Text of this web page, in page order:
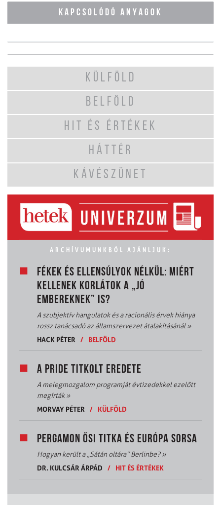
KAPCSOLÓDÓ ANYAGOK
KÜLFÖLD
BELFÖLD
HIT ÉS ÉRTÉKEK
HÁTTÉR
KÁVÉSZÜNET
ARCHÍVUMUNKBÓL AJÁNLJUK:
FÉKEK ÉS ELLENSÚLYOK NÉLKÜL: MIÉRT
KELLENEK KORLÁTOK A „JÓ
EMBEREKNEK” IS?
A szubjektív hangulatok és a racionális érvek hiánya
rossz tanácsadó az államszervezet átalakításánál»
HACK PÉTER
/ BELFÖLD
A PRIDE TITKOLT EREDETE
A melegmozgalom programját évtizedekkel ezelőtt
megírták»
MORVAY PÉTER
/ KÜLFÖLD
PERGAMON ŐSI TITKA ÉS EURÓPA SORSA
Hogyan került a „Sátán oltára” Berlinbe?»
DR. KULCSÁR ÁRPÁD
/ HIT ÉS ÉRTÉKEK